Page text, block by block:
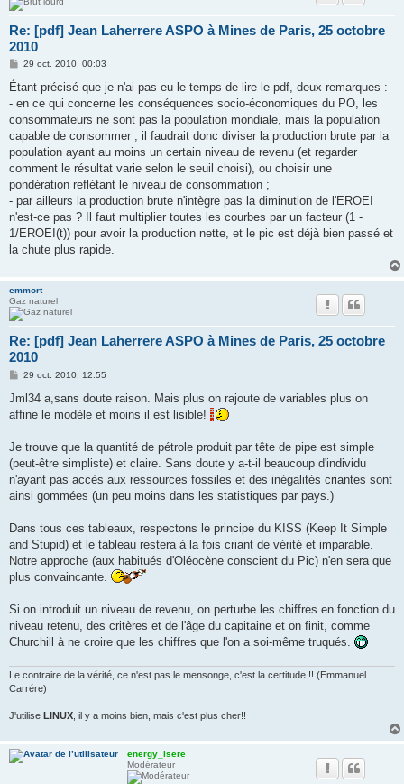
Re: [pdf] Jean Laherrere ASPO à Mines de Paris, 25 octobre
2010
M
s
a
g
29 oct. 2010, 00:03
Étant précisé que je n'ai pas eu le temps de lire le pdf, deux remarques :
- en ce qui concerne les conséquences socio-économiques du PO, les
consommateurs ne sont pas la population mondiale, mais la population
capable de consommer ; il faudrait donc diviser la production brute par la
population ayant au moins un certain niveau de revenu (et regarder
comment le résultat varie selon le seuil choisi), ou choisir une
pondération reflétant le niveau de consommation ;
- par ailleurs la production brute n'intègre pas la diminution de l'EROEI
n'est-ce pas ? Il faut multiplier toutes les courbes par un facteur (1 -
1/EROEI(t)) pour avoir la production nette, et le pic est déjà bien passé et
la chute plus rapide.
emmort
Gaz naturel
Re: [pdf] Jean Laherrere ASPO à Mines de Paris, 25 octobre
2010
M
s
a
29 oct. 2010, 12:55
Jml34 a,sans doute raison. Mais plus on rajoute de variables plus on
affine le modèle et moins il est lisible!
Je trouve que la quantité de pétrole produit par tête de pipe est simple
(peut-être simpliste) et claire. Sans doute y a-t-il beaucoup d'individu
n'ayant pas accès aux ressources fossiles et des inégalités criantes sont
ainsi gommées (un peu moins dans les statistiques par pays.)
Dans tous ces tableaux, respectons le principe du KISS (Keep It Simple
and Stupid) et le tableau restera à la fois criant de vérité et imparable.
Notre approche (aux habitués d'Oléocène conscient du Pic) n'en sera que
plus convaincante.
Si on introduit un niveau de revenu, on perturbe les chiffres en fonction du
niveau retenu, des critères et de l'âge du capitaine et on finit, comme
Churchill à ne croire que les chiffres que l'on a soi-même truqués.
Le contraire de la vérité, ce n'est pas le mensonge, c'est la certitude !! (Emmanuel
Carrére)
J'utilise LINUX, il y a moins bien, mais c'est plus cher!!
energy_isere
Modérateur